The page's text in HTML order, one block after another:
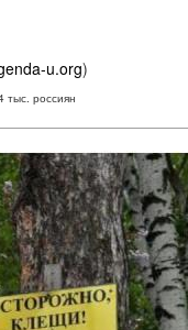
u.org)
тыс. россиян